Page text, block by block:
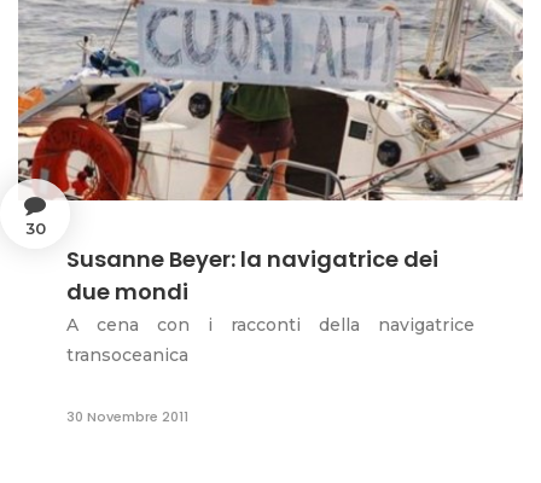
30
Susanne Beyer: la navigatrice dei
due mondi
A cena con i racconti della navigatrice
transoceanica
30 Novembre 2011